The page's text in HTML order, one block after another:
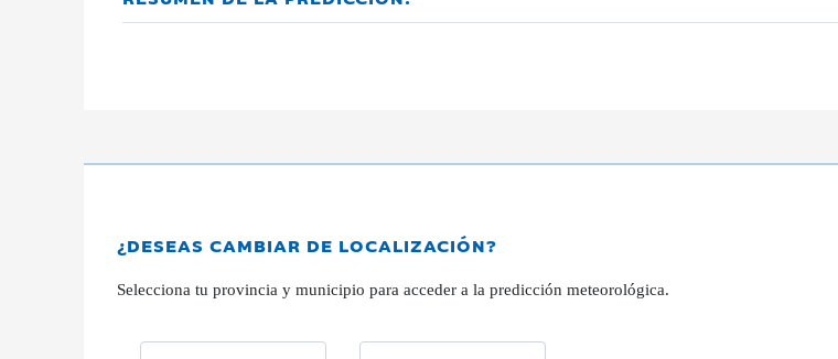
¿DESEAS CAMBIAR DE LOCALIZACIÓN?
Selecciona tu provincia y municipio para acceder a la predicción meteorológica.